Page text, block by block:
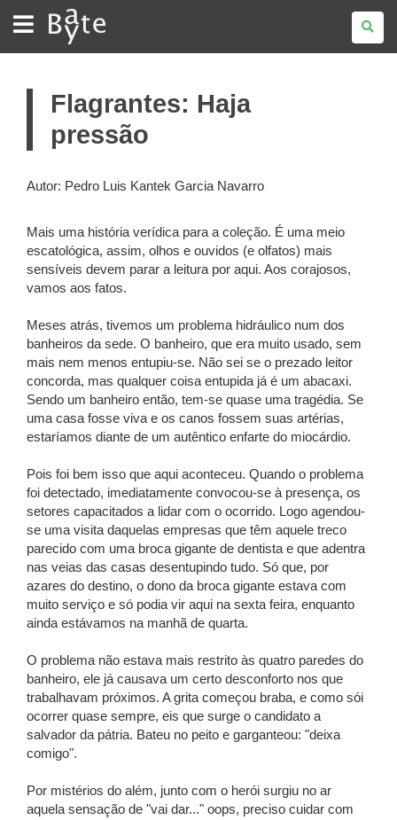
BATE
BYTE
Flagrantes: Haja
pressão
Autor: Pedro Luis Kantek Garcia Navarro
Mais uma história verídica para a coleção. É uma meio
escatológica, assim, olhos e ouvidos (e olfatos) mais
sensíveis devem parar a leitura por aqui. Aos corajosos,
vamos aos fatos.
Meses atrás, tivemos um problema hidráulico num dos
banheiros da sede. O banheiro, que era muito usado, sem
mais nem menos entupiu-se. Não sei se o prezado leitor
concorda, mas qualquer coisa entupida já é um abacaxi.
Sendo um banheiro então, tem-se quase uma tragédia. Se
uma casa fosse viva e os canos fossem suas artérias,
estaríamos diante de um autêntico enfarte do miocárdio.
Pois foi bem isso que aqui aconteceu. Quando o problema
foi detectado, imediatamente convocou-se à presença, os
setores capacitados a lidar com o ocorrido. Logo agendou-
se uma visita daquelas empresas que têm aquele treco
parecido com uma broca gigante de dentista e que adentra
nas veias das casas desentupindo tudo. Só que, por
azares do destino, o dono da broca gigante estava com
muito serviço e só podia vir aqui na sexta feira, enquanto
ainda estávamos na manhã de quarta.
O problema não estava mais restrito às quatro paredes do
banheiro, ele já causava um certo desconforto nos que
trabalhavam próximos. A grita começou braba, e como sói
ocorrer quase sempre, eis que surge o candidato a
salvador da pátria. Bateu no peito e garganteou: "deixa
comigo".
Por mistérios do além, junto com o herói surgiu no ar
aquela sensação de "vai dar..." oops, preciso cuidar com